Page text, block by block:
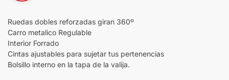
Ruedas dobles reforzadas giran 360º
Carro metalico Regulable
Interior Forrado
Cintas ajustables para sujetar tus pertenencias
Bolsillo interno en la tapa de la valija.